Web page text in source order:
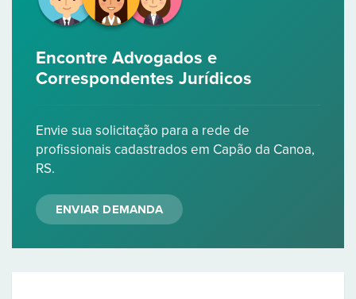
Encontre Advogados e
Correspondentes Jurídicos
Envie sua solicitação para a rede de
profissionais cadastrados em Capão da Canoa,
RS.
ENVIAR DEMANDA